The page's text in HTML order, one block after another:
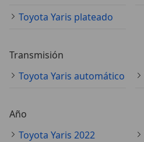
Toyota Yaris plateado
Transmisión
Toyota Yaris automático
Año
Toyota Yaris 2022